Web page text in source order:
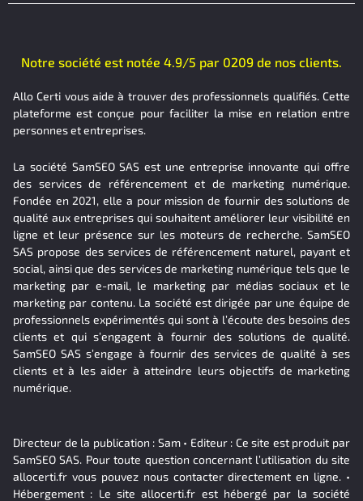
Notre société est notée 4.9/5 par 0209 de nos clients.
Allo Certi vous aide à trouver des professionnels qualifiés. Cette
plateforme est conçue pour faciliter la mise en relation entre
personnes et entreprises.
La société SamSEO SAS est une entreprise innovante qui offre
des services de référencement et de marketing numérique.
Fondée en 2021, elle a pour mission de fournir des solutions de
qualité aux entreprises qui souhaitent améliorer leur visibilité en
ligne et leur présence sur les moteurs de recherche. SamSEO
SAS propose des services de référencement naturel, payant et
social, ainsi que des services de marketing numérique tels que le
marketing par e-mail, le marketing par médias sociaux et le
marketing par contenu. La société est dirigée par une équipe de
professionnels expérimentés qui sont à l’écoute des besoins des
clients et qui s’engagent à fournir des solutions de qualité.
SamSEO SAS s’engage à fournir des services de qualité à ses
clients et à les aider à atteindre leurs objectifs de marketing
numérique.
Directeur de la publication : Sam • Editeur : Ce site est produit par
SamSEO SAS. Pour toute question concernant l’utilisation du site
allocerti.fr vous pouvez nous contacter directement en ligne. •
Hébergement : Le site allocerti.fr est hébergé par la société